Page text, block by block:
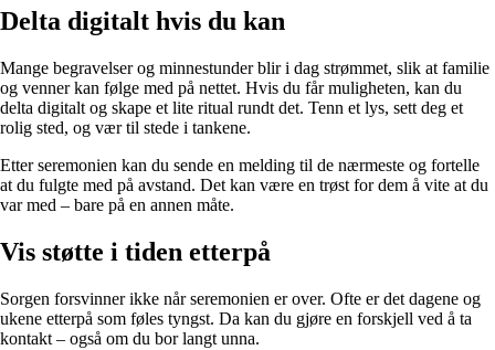
Delta digitalt hvis du kan
Mange begravelser og minnestunder blir i dag strømmet, slik at familie
og venner kan følge med på nettet. Hvis du får muligheten, kan du
delta digitalt og skape et lite ritual rundt det. Tenn et lys, sett deg et
rolig sted, og vær til stede i tankene.
Etter seremonien kan du sende en melding til de nærmeste og fortelle
at du fulgte med på avstand. Det kan være en trøst for dem å vite at du
var med – bare på en annen måte.
Vis støtte i tiden etterpå
Sorgen forsvinner ikke når seremonien er over. Ofte er det dagene og
ukene etterpå som føles tyngst. Da kan du gjøre en forskjell ved å ta
kontakt – også om du bor langt unna.